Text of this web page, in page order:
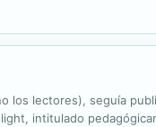
los lectores), seguía
intitulado